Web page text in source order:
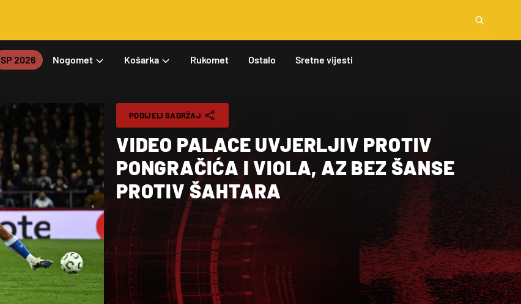
SP 2026 Nogomet Košarka Rukomet Ostalo Sretne vijesti
PODIJELI SADRŽAJ
VIDEO PALACE UVJERLJIV PROTIV
PONGRAČIĆA I VIOLA, AZ BEZ ŠANSE
PROTIV ŠAHTARA